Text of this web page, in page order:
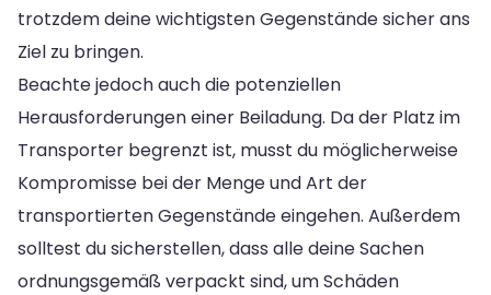
trotzdem deine wichtigsten Gegenstände sicher ans
Ziel zu bringen.
Beachte jedoch auch die potenziellen
Herausforderungen einer Beiladung. Da der Platz im
Transporter begrenzt ist, musst du möglicherweise
Kompromisse bei der Menge und Art der
transportierten Gegenstände eingehen. Außerdem
solltest du sicherstellen, dass alle deine Sachen
ordnungsgemäß verpackt sind, um Schäden